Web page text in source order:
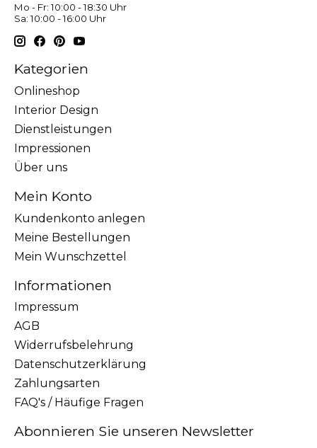
Mo - Fr: 10:00 - 18:30 Uhr
Sa: 10:00 - 16:00 Uhr
Kategorien
Onlineshop
Interior Design
Dienstleistungen
Impressionen
Über uns
Mein Konto
Kundenkonto anlegen
Meine Bestellungen
Mein Wunschzettel
Informationen
Impressum
AGB
Widerrufsbelehrung
Datenschutzerklärung
Zahlungsarten
FAQ's / Häufige Fragen
Abonnieren Sie unseren Newsletter